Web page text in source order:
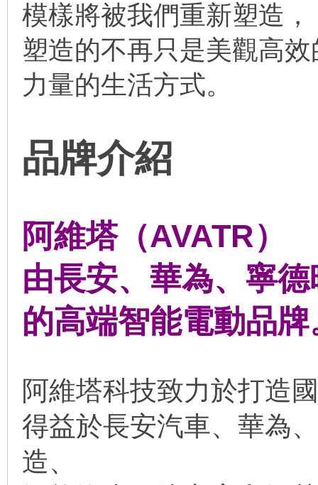
模樣將被我們重新塑造，
塑造的不再只是美觀高
力量的生活方式。
品牌介紹
阿維塔（AVATR）
由長安、華為、寧
的高端智能電動品牌
阿維塔科技致力於打造
得益於長安汽車、華為
造、